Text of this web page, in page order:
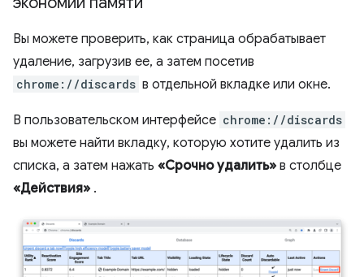
Вы можете проверить, как страница обрабатывает
удаление, загрузив ее, а затем посетив
chrome://discards в отдельной вкладке или окне.
В пользовательском интерфейсе chrome://discards
вы можете найти вкладку, которую хотите удалить из
списка, а затем нажать «Срочно удалить» в столбце
«Действия» .